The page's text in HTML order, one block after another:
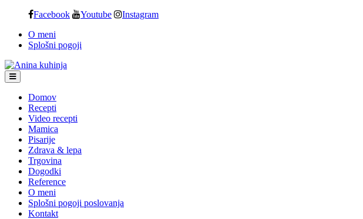
content
Facebook Youtube Instagram
O meni
Splošni pogoji
Domov
Recepti
Video recepti
Mamica
Pisarije
Zdrava & lepa
Trgovina
Dogodki
Reference
O meni
Splošni pogoji poslovanja
Kontakt